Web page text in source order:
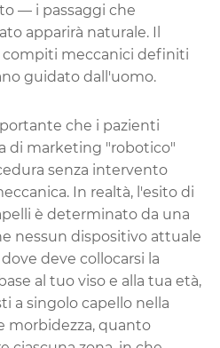
— i passaggi che
apparirà naturale. Il
compiti meccanici definiti
guidato dall'uomo.
che i pazienti
di marketing "robotico"
senza intervento
In realtà, l'esito di
è determinato da una
nessun dispositivo attuale
deve collocarsi la
al tuo viso e alla tua età,
a singolo capello nella
morbidezza, quanto